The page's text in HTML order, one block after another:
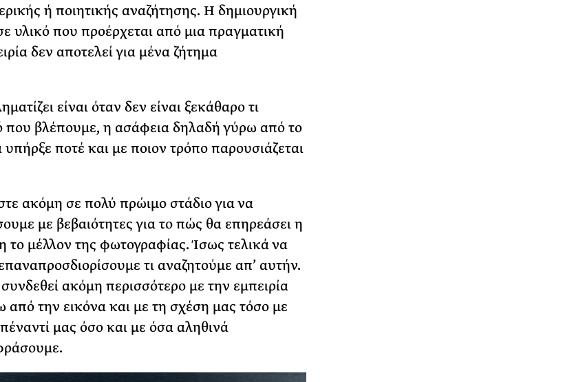
ή ποιητικής αναζήτησης. Η δημιουργική
υλικό που προέρχεται από μια πραγματική
δεν αποτελεί για μένα ζήτημα
είναι όταν δεν είναι ξεκάθαρο τι
που βλέπουμε, η ασάφεια δηλαδή γύρω από το
ποτέ και με ποιον τρόπο παρουσιάζεται
ακόμη σε πολύ πρώιμο στάδιο για να
με βεβαιότητες για το πώς θα επηρεάσει η
το μέλλον της φωτογραφίας. Ίσως τελικά να
τι αναζητούμε απ’ αυτήν.
ακόμη περισσότερο με την εμπειρία
από την εικόνα και με τη σχέση μας τόσο με
μας όσο και με όσα αληθινά